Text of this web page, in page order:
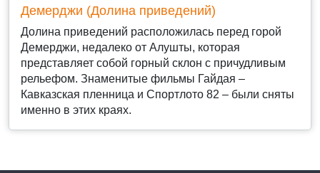
Демерджи (Долина приведений)
Долина приведений расположилась перед горой
Демерджи, недалеко от Алушты, которая
представляет собой горный склон с причудливым
рельефом. Знаменитые фильмы Гайдая –
Кавказская пленница и Спортлото 82 – были сняты
именно в этих краях.